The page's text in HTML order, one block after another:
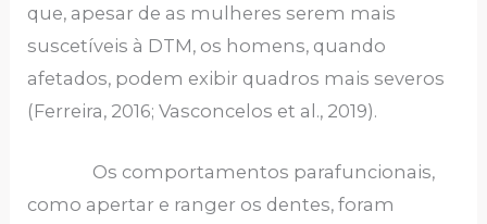
que, apesar de as mulheres serem mais
suscetíveis à DTM, os homens, quando
afetados, podem exibir quadros mais severos
(Ferreira, 2016; Vasconcelos et al., 2019).
Os comportamentos parafuncionais,
como apertar e ranger os dentes, foram